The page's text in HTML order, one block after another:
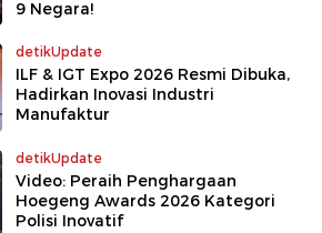
9 Negara!
detikUpdate
ILF & IGT Expo 2026 Resmi Dibuka,
Hadirkan Inovasi Industri
Manufaktur
detikUpdate
Video: Peraih Penghargaan
Hoegeng Awards 2026 Kategori
Polisi Inovatif